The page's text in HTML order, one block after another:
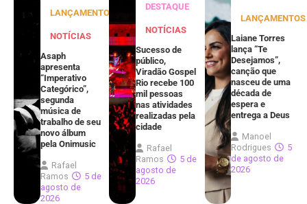
LANÇAMENTOS
NOTÍCIAS
Asaph
apresenta
“Imperativo
Categórico”,
segunda
música de
trabalho de seu
novo álbum
pela Onimusic
Rafael
Ramos
5 de
agosto de
2026
DESTAQUE
NOTÍCIAS
Sucesso de
público,
Viradão Gospel
Rio recebe 100
mil pessoas
nas atividades
realizadas pela
cidade
Rafael
Ramos
5 de
agosto de
2026
LANÇAMENTOS
Laiane Torres
lança “Te
Desejamos”,
canção que
nasceu de uma
década de
espera e
entrega a Deus
Manoel
Rodrigues
5
de agosto de
2026